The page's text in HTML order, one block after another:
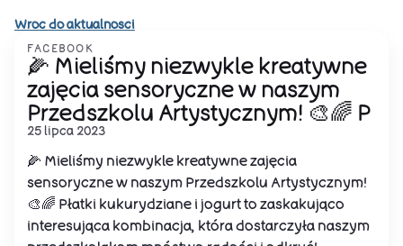
Wroc do aktualnosci
FACEBOOK
🌽 Mieliśmy niezwykle kreatywne
zajęcia sensoryczne w naszym
Przedszkolu Artystycznym! 🎨🌈 P
25 lipca 2023
🌽 Mieliśmy niezwykle kreatywne zajęcia
sensoryczne w naszym Przedszkolu Artystycznym!
🎨🌈 Płatki kukurydziane i jogurt to zaskakująco
interesująca kombinacja, która dostarczyła naszym